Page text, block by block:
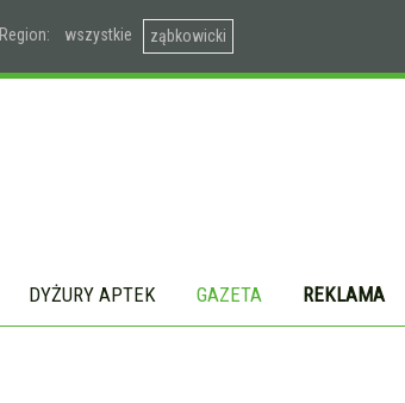
Region: wszystkie ząbkowicki
DYŻURY APTEK GAZETA REKLAMA